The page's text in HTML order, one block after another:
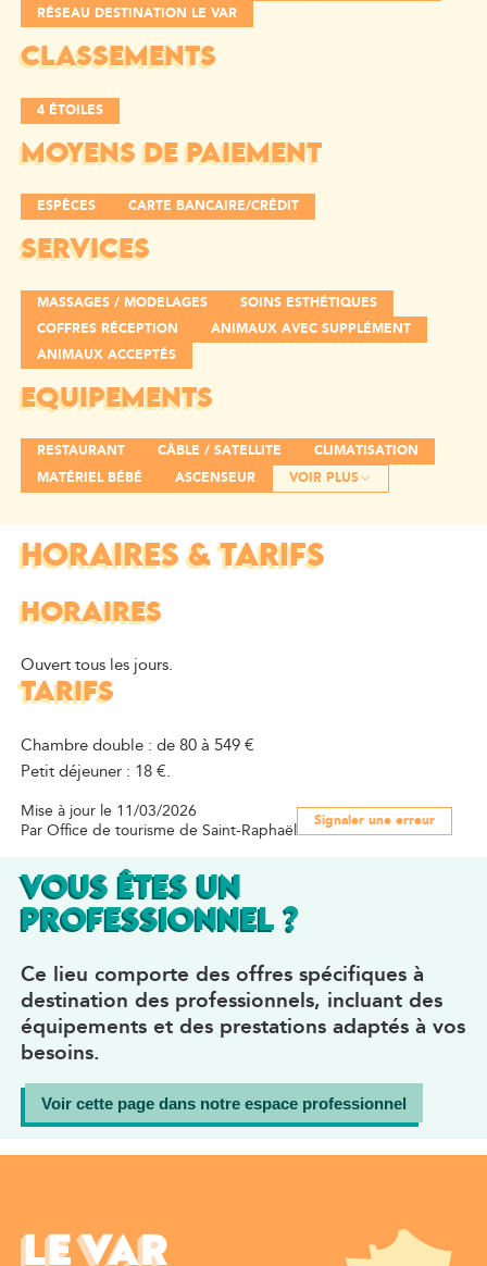
RÉSEAU DESTINATION LE VAR
CLASSEMENTS
4 ÉTOILES
MOYENS DE PAIEMENT
ESPÈCES CARTE BANCAIRE/CRÉDIT
SERVICES
MASSAGES / MODELAGES
SOINS ESTHÉTIQUES
COFFRES RÉCEPTION
ANIMAUX AVEC SUPPLÉMENT
ANIMAUX ACCEPTÉS
EQUIPEMENTS
RESTAURANT CÂBLE / SATELLITE
CLIMATISATION
MATÉRIEL BÉBÉ
ASCENSEUR VOIR PLUS
HORAIRES & TARIFS
HORAIRES
Ouvert tous les jours.
TARIFS
Chambre double : de 80 à 549 €
Petit déjeuner : 18 €.
Mise à jour le 11/03/2026
Par Office de tourisme de Saint-Raphaël
Signaler une erreur
VOUS ÊTES UN
PROFESSIONNEL ?
Ce lieu comporte des offres spécifiques à
destination des professionnels, incluant des
équipements et des prestations adaptés à vos
besoins.
Voir cette page dans notre espace professionnel